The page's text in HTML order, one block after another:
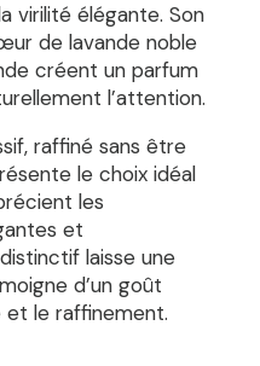
virilité élégante. Son
de lavande noble
créent un parfum
l’attention.
raffiné sans être
le choix idéal
les
et
laisse une
d’un goût
et le raffinement.